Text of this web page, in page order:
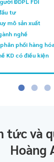
tư
mô sản xuất
nghề
phối hàng
KD có điều kiện
tức và
Hoàng